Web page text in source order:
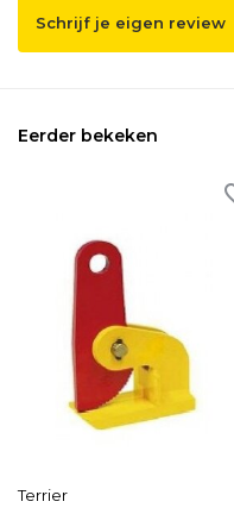
Schrijf je eigen review
Eerder bekeken
Terrier